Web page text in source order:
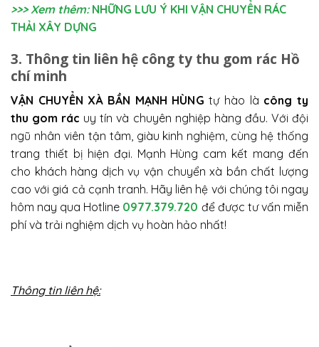
>>> Xem thêm: NHỮNG LƯU Ý KHI VẬN CHUYỂN RÁC
THẢI XÂY DỰNG
3. Thông tin liên hệ công ty thu gom rác Hồ
chí minh
VẬN CHUYỂN XÀ BẦN MẠNH HÙNG tự hào là công ty
thu gom rác uy tín và chuyên nghiệp hàng đầu. Với đội
ngũ nhân viên tận tâm, giàu kinh nghiệm, cùng hệ thống
trang thiết bị hiện đại. Mạnh Hùng cam kết mang đến
cho khách hàng dịch vụ vận chuyển xà bần chất lượng
cao với giá cả cạnh tranh. Hãy liên hệ với chúng tôi ngay
hôm nay qua Hotline 0977.379.720 để được tư vấn miễn
phí và trải nghiệm dịch vụ hoàn hảo nhất!
Thông tin liên hệ: